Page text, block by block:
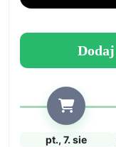
Mydeł
Aloesem
pt., 7. sie